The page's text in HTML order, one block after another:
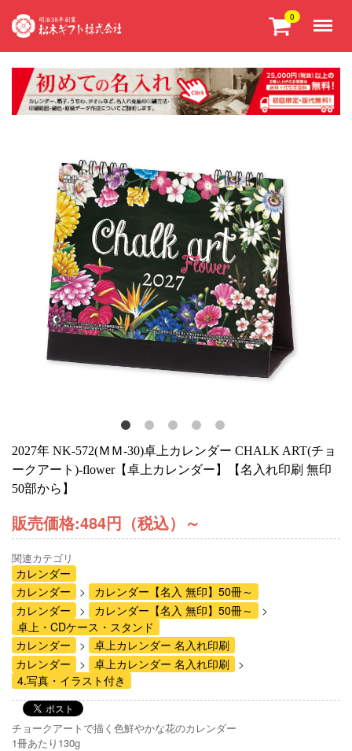
0
2027年 NK-572(ＭＭ-30)卓上カレンダー CHALK ART(チョ
ークアート)-flower【卓上カレンダー】【名入れ印刷 無印
50部から】
販売価格:484円（税込） ～
関連カテゴリ
カレンダー
カレンダー
カレンダー【名入 無印】50冊～
カレンダー
カレンダー【名入 無印】50冊～
卓上・CDケース・スタンド
カレンダー
卓上カレンダー 名入れ印刷
カレンダー
卓上カレンダー 名入れ印刷
4.写真・イラスト付き
チョークアートで描く色鮮やかな花のカレンダー
1冊あたり130g